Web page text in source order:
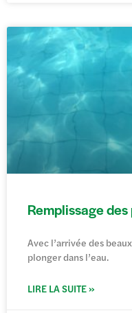
Remplissage
Avec l’arrivée des
plonger dans l’eau.
LIRE LA SUITE »